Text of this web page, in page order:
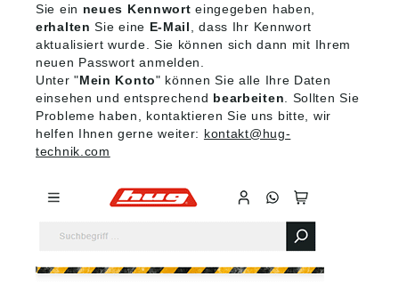
Sie ein neues Kennworteingegeben haben,
erhaltenSie eine E-Mail
, dass Ihr Kennwort
aktualisiert wurde. Sie können sich dann mit Ihrem
neuen Passwort anmelden.
Unter "Mein Konto" können Sie alle Ihre Daten
einsehen und entsprechend bearbeiten . Sollten Sie
Probleme haben, kontaktieren Sie uns bitte, wir
helfen Ihnen gerne weiter: kontakt@hug-
technik.com